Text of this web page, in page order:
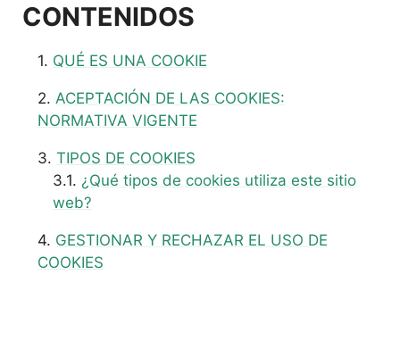
CONTENIDOS
QUÉ ES UNA COOKIE
ACEPTACIÓN DE LAS COOKIES:
NORMATIVA VIGENTE
TIPOS DE COOKIES
¿Qué tipos de cookies utiliza este sitio
web?
GESTIONAR Y RECHAZAR EL USO DE
COOKIES